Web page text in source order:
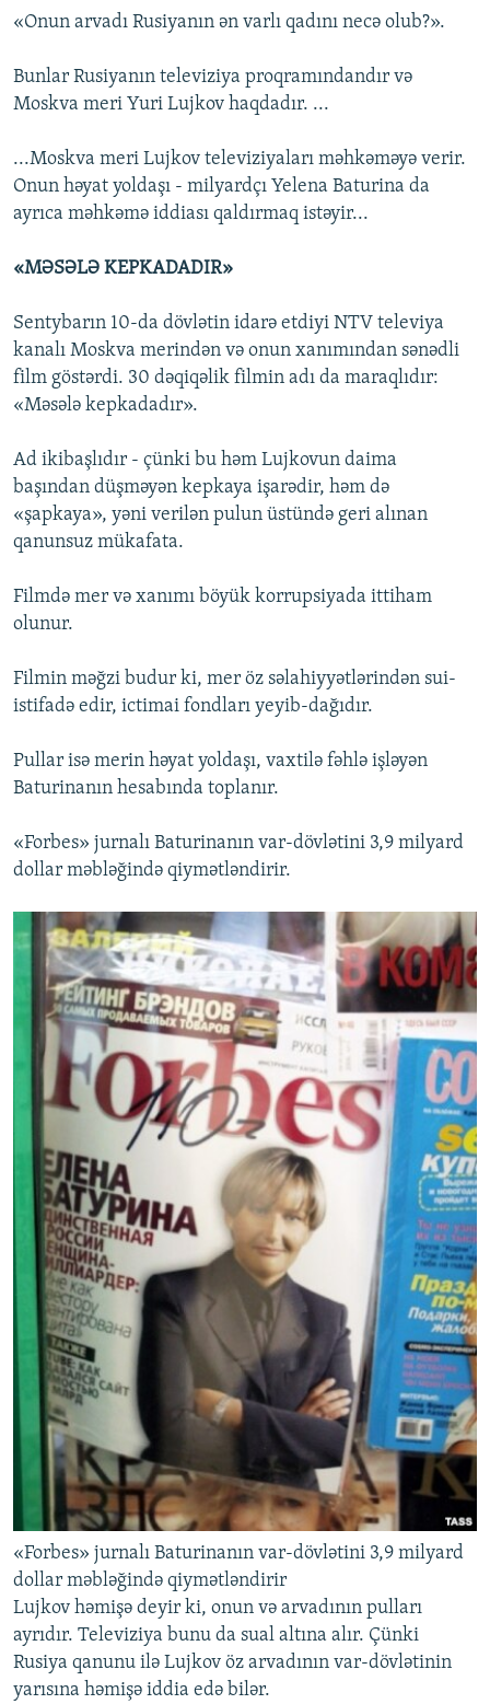
«Onun arvadı Rusiyanın ən varlı qadını necə olub?».
Bunlar Rusiyanın televiziya proqramındandır və
Moskva meri Yuri Lujkov haqdadır. ...
...Moskva meri Lujkov televiziyaları məhkəməyə verir.
Onun həyat yoldaşı - milyardçı Yelena Baturina da
ayrıca məhkəmə iddiası qaldırmaq istəyir...
«MƏSƏLƏ KEPKADADIR»
Sentybarın 10-da dövlətin idarə etdiyi NTV televiya
kanalı Moskva merindən və onun xanımından sənədli
film göstərdi. 30 dəqiqəlik filmin adı da maraqlıdır:
«Məsələ kepkadadır».
Ad ikibaşlıdır - çünki bu həm Lujkovun daima
başından düşməyən kepkaya işarədir, həm də
«şapkaya», yəni verilən pulun üstündə geri alınan
qanunsuz mükafata.
Filmdə mer və xanımı böyük korrupsiyada ittiham
olunur.
Filmin məğzi budur ki, mer öz səlahiyyətlərindən sui-
istifadə edir, ictimai fondları yeyib-dağıdır.
Pullar isə merin həyat yoldaşı, vaxtilə fəhlə işləyən
Baturinanın hesabında toplanır.
«Forbes» jurnalı Baturinanın var-dövlətini 3,9 milyard
dollar məbləğində qiymətləndirir.
«Forbes» jurnalı Baturinanın var-dövlətini 3,9 milyard
dollar məbləğində qiymətləndirir
Lujkov həmişə deyir ki, onun və arvadının pulları
ayrıdır. Televiziya bunu da sual altına alır. Çünki
Rusiya qanunu ilə Lujkov öz arvadının var-dövlətinin
yarısına həmişə iddia edə bilər.